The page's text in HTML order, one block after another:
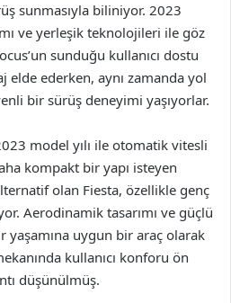
sunmasıyla biliniyor. 2023
ve yerleşik teknolojileri ile göz
sunduğu kullanıcı dostu
elde ederken, aynı zamanda yol
bir sürüş deneyimi yaşıyorlar.
model yılı ile otomatik vitesli
kompakt bir yapı isteyen
olan Fiesta, özellikle genç
Aerodinamik tasarımı ve güçlü
yaşamına uygun bir araç olarak
kullanıcı konforu ön
düşünülmüş.